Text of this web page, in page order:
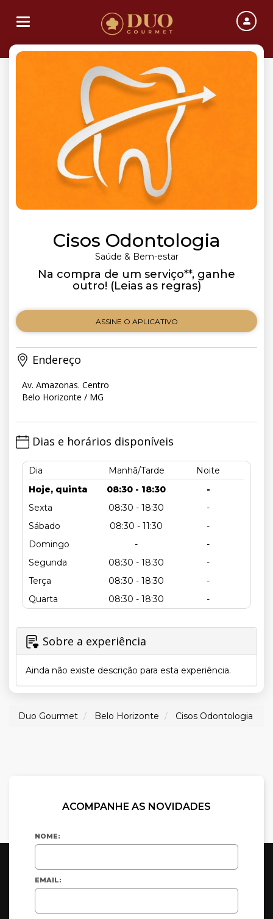
Toggle navigation
Cisos Odontologia
Saúde & Bem-estar
Na compra de um serviço**, ganhe
outro! (Leias as regras)
ASSINE O APLICATIVO
Endereço
Av. Amazonas. Centro
Belo Horizonte / MG
Dias e horários disponíveis
Dia Manhã/Tarde
Noite
Hoje, quinta
08:30 - 18:30
-
Sexta
08:30 - 18:30
-
Sábado
08:30 - 11:30
-
Domingo
-
-
Segunda
08:30 - 18:30
-
Terça
08:30 - 18:30
-
Quarta
08:30 - 18:30 -
Sobre a experiência
Ainda não existe descrição para esta experiência.
Duo Gourmet Belo Horizonte Cisos Odontologia
ACOMPANHE AS NOVIDADES
NOME:
EMAIL: